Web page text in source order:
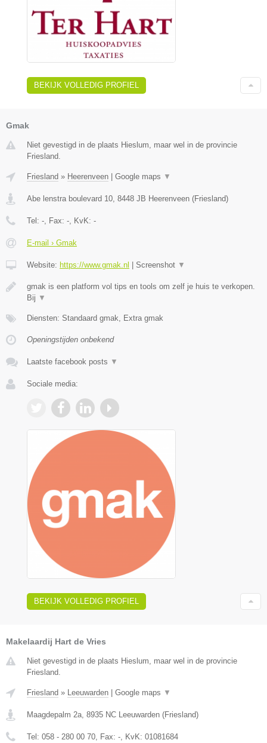
BEKIJK VOLLEDIG PROFIEL
Gmak
Niet gevestigd in de plaats Hieslum, maar wel in de provincie
Friesland.
Friesland » Heerenveen | Google maps ▼
Abe lenstra boulevard 10 8448 JB Heerenveen (Friesland)
Tel: - , Fax: - , KvK: -
E-mail › Gmak
Website: https://www.gmak.nl | Screenshot ▼
gmak is een platform vol tips en tools om zelf je huis te verkopen.
Bij ▼
Diensten: Standaard gmak, Extra gmak
Openingstijden onbekend
Laatste facebook posts ▼
Sociale media:
BEKIJK VOLLEDIG PROFIEL
Makelaardij Hart de Vries
Niet gevestigd in de plaats Hieslum, maar wel in de provincie
Friesland.
Friesland » Leeuwarden | Google maps ▼
Maagdepalm 2a 8935 NC Leeuwarden (Friesland)
Tel: 058 - 280 00 70 , Fax: - , KvK: 01081684